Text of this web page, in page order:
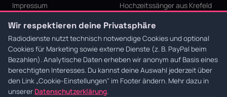
Impressum
AGB
Cookie-Einstellungen
Hochzeitssänger aus Krefeld
Krefeld für den Niederrhein
© 2026 Radiodienste. Alle Rechte vorbehalten.·Datenschutz·AGB·
Impressum
Wir respektieren deine Privatsphäre
Radiodienste nutzt technisch notwendige Cookies und optional
Cookies für Marketing sowie externe Dienste (z. B. PayPal beim
Bezahlen). Analytische Daten erheben wir anonym auf Basis eines
berechtigten Interesses. Du kannst deine Auswahl jederzeit über
den Link „Cookie-Einstellungen" im Footer ändern. Mehr dazu in
unserer Datenschutzerklärung.